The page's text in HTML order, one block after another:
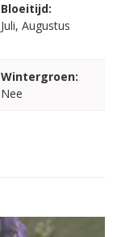
Bloeitijd:
Juli, Augustus
Wintergroen:
Nee